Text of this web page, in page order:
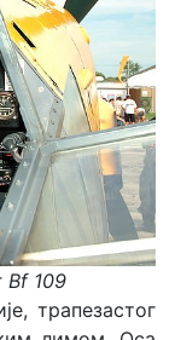
109
трапезастог